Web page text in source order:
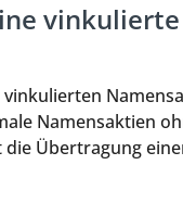
Namensaktien
Übertragung